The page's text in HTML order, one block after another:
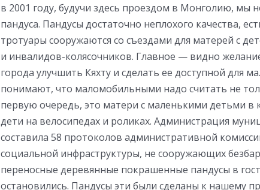
в 2001 году, будучи здесь проездом в Монголию, мы
пандуса. Пандусы достаточно неплохого качества,
тротуары сооружаются со съездами для матерей с
и инвалидов-колясочников. Главное — видно
города улучшить Кяхту и сделать ее доступной для
понимают, что маломобильными надо считать не
первую очередь, это матери с маленькими детьми в
дети на велосипедах и роликах. Администрация
составила 58 протоколов административной
социальной инфраструктуры, не сооружающих
переносные деревянные покрашенные пандусы в
остановились. Пандусы эти были сделаны к нашему